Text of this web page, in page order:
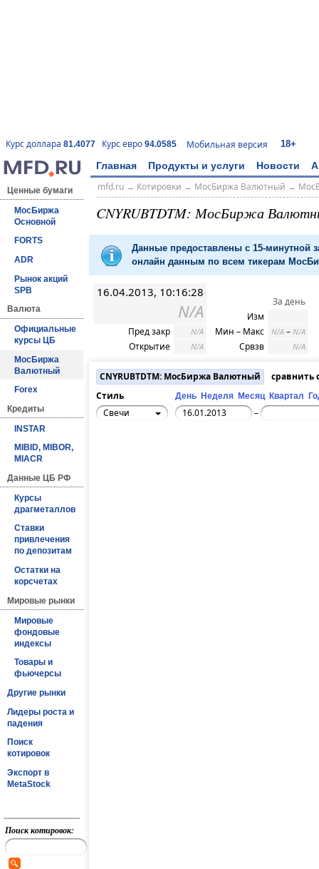
Курс доллара 81.4077 Курс евро 94.0585 Мобильная версия 18+
Главная Продукты и услуги Новости
Ценные бумаги
МосБиржа
Основной
FORTS
ADR
Рынок акций
SPB
Валюта
Официальные
курсы ЦБ
МосБиржа
Валютный
Forex
Кредиты
INSTAR
MIBID, MIBOR,
MIACR
Данные ЦБ РФ
Курсы
драгметаллов
Ставки
привлечения
по депозитам
Остатки на
корсчетах
Мировые рынки
Мировые
фондовые
индексы
Товары и
фьючерсы
Другие рынки
Лидеры роста и
падения
Поиск
котировок
Экспорт в
MetaStock
Поиск котировок:
mfd.ru→ Котировки → МосБиржа Валютный →
CNYRUBTDTM: МосБиржа
Данные предоставлены с 15-минутной
онлайн данным по всем тикерам
16.04.2013, 10:16:28
N/A
Пред закр N/A
Открытие N/A
За день
Изм
Мин – Макс
N/A – N/A
Срвзв N/A
CNYRUBTDTM: МосБиржа Валютный
сравнить
Стиль
День Неделя Месяц Квартал
Свечи –